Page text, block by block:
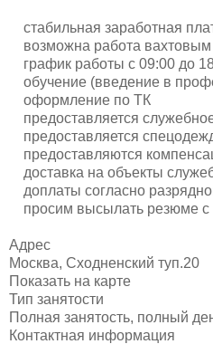
стабильная заработная
возможна работа вахтовым
график работы с 09:00 до
обучение (введение в
оформление по ТК
предоставляется
предоставляется
предоставляются
доставка на объекты
доплаты согласно
просим высылать резюме с
Адрес
Москва, Сходненский туп.20
Показать на карте
Тип занятости
Полная занятость, полный
Контактная информация